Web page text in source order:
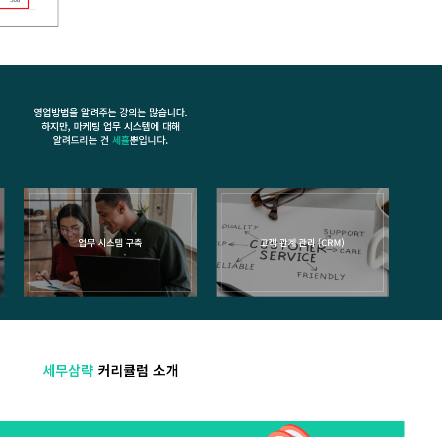
영업방법을 알려주는 강의는 많습니다.
하지만, 마케팅 업무 시스템에 대해
알려드리는 건 세휼뿐입니다.
업무 시스템 구축 고객 관계 관리 (CRM)
세무삼략 커리큘럼 소개